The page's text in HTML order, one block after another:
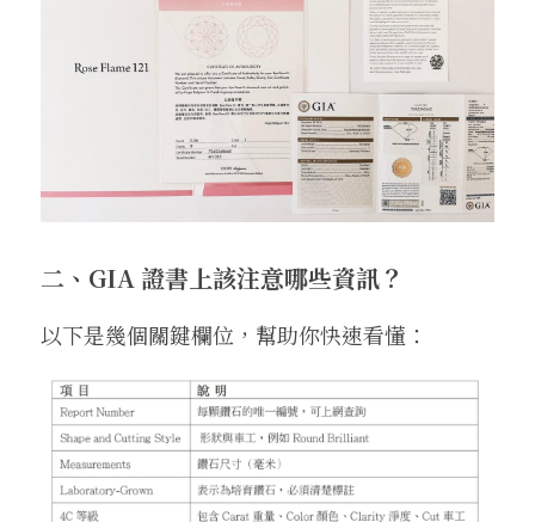
二、GIA 證書上該注意哪些資訊？
以下是幾個關鍵欄位，幫助你快速看懂：